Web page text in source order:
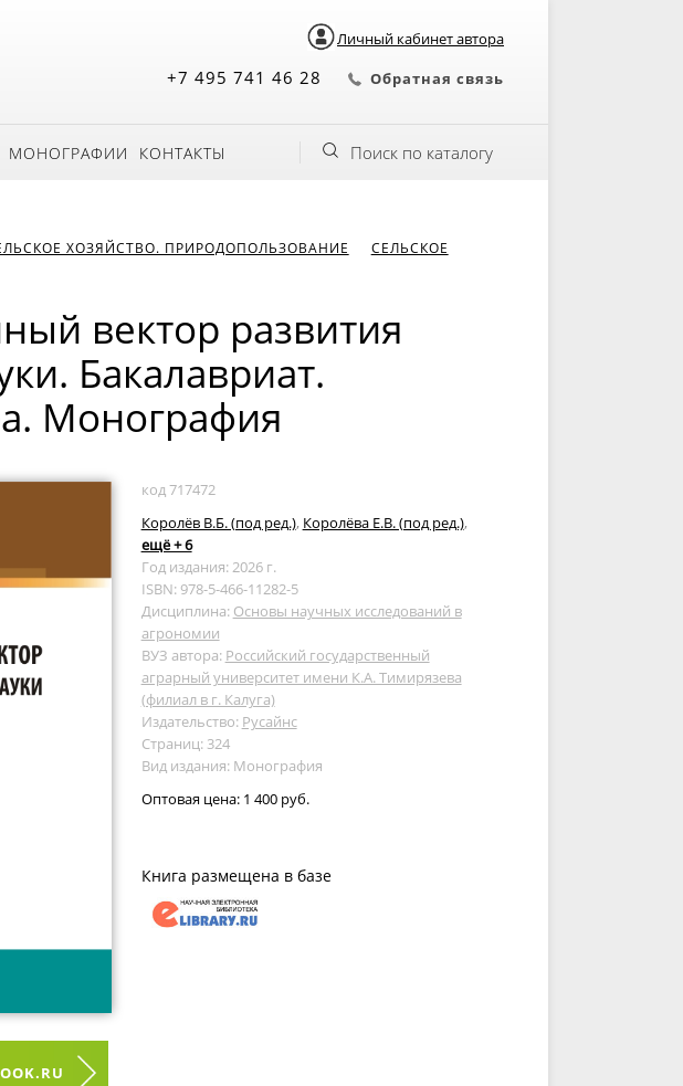
Личный кабинет автора
+7 495 741 46 28 Обратная связь
МОНОГРАФИИ КОНТАКТЫ Поиск по каталогу
ХОЗЯЙСТВО. ПРИРОДОПОЛЬЗОВАНИЕ
СЕЛЬСКОЕ
вектор развития
Бакалавриат.
Монография
код 717472
Королёв В.Б. (под ред.), Королёва Е.В. (под ред.),
ещё + 6
Год издания: 2026 г.
ISBN: 978-5-466-11282-5
Дисциплина: Основы научных исследований в
агрономии
ВУЗ автора: Российский государственный
аграрный университет имени К.А. Тимирязева
(филиал в г. Калуга)
Издательство: Русайнс
Страниц: 324
Вид издания: Монография
Оптовая цена: 1 400 руб.
Книга размещена в базе